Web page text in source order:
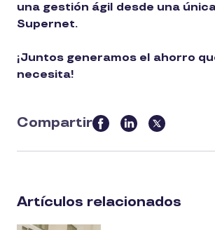
una gestión ágil desde una
Supernet.
¡Juntos generamos el ahorro
necesita!
Compartir
this
article
social
media
Artículos relacionados